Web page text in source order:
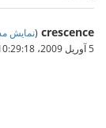
crescence
(نمایش
5 آوریل 2009،‏ 10:29:18